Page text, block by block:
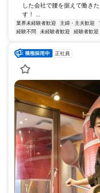
した会社で腰を据えて働き
す！ ...
業界未経験者歓迎 主婦・主夫歓迎
経験不問
未経験者歓迎 経験者歓迎
正社員